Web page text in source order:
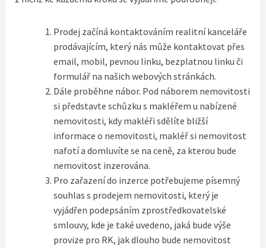
Prodej začíná kontaktováním realitní kanceláře
prodávajícím, který nás může kontaktovat přes
email, mobil, pevnou linku, bezplatnou linku či
formulář na našich webových stránkách.
Dále proběhne nábor. Pod náborem nemovitosti
si představte schůzku s makléřem u nabízené
nemovitosti, kdy makléři sdělíte bližší
informace o nemovitosti, makléř si nemovitost
nafotí a domluvíte se na ceně, za kterou bude
nemovitost inzerována.
Pro zařazení do inzerce potřebujeme písemný
souhlas s prodejem nemovitosti, který je
vyjádřen podepsáním zprostředkovatelské
smlouvy, kde je také uvedeno, jaká bude výše
provize pro RK, jak dlouho bude nemovitost